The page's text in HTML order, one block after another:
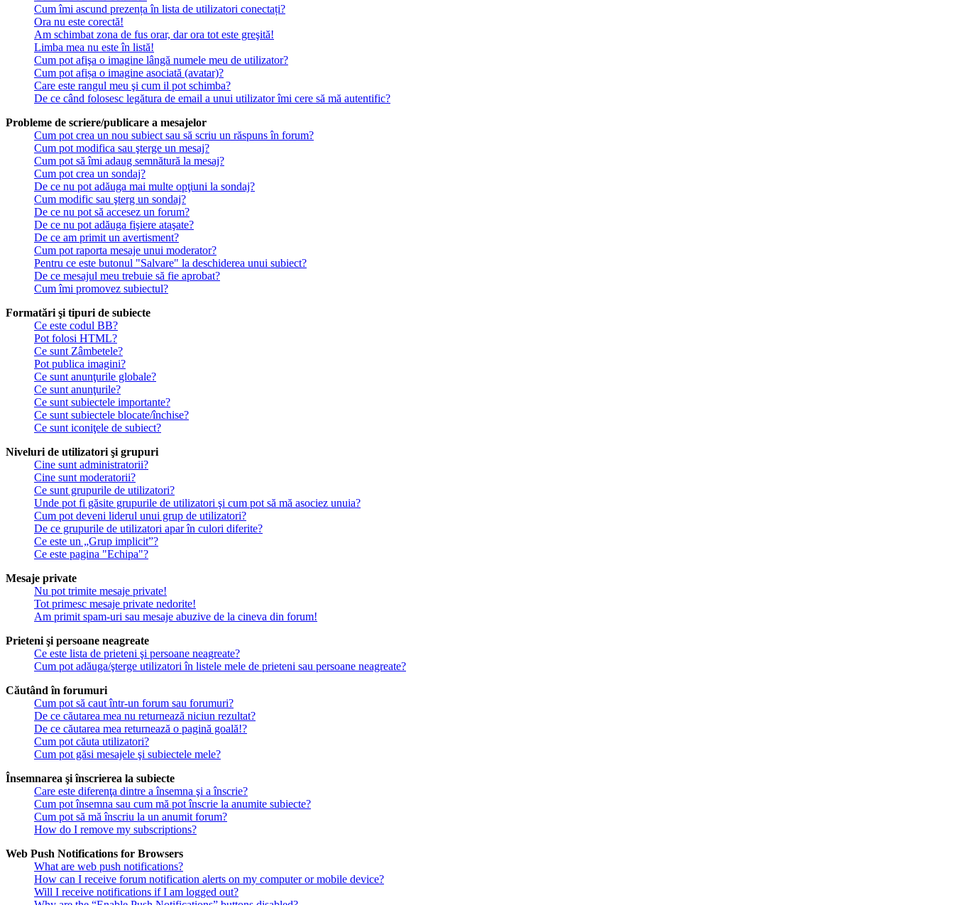
Cum îmi ascund prezența în lista de utilizatori conectați?
Ora nu este corectă!
Am schimbat zona de fus orar, dar ora tot este greşită!
Limba mea nu este în listă!
Cum pot afişa o imagine lângă numele meu de utilizator?
Cum pot afișa o imagine asociată (avatar)?
Care este rangul meu şi cum il pot schimba?
De ce când folosesc legătura de email a unui utilizator îmi cere să mă autentific?
Probleme de scriere/publicare a mesajelor
Cum pot crea un nou subiect sau să scriu un răspuns în forum?
Cum pot modifica sau şterge un mesaj?
Cum pot să îmi adaug semnătură la mesaj?
Cum pot crea un sondaj?
De ce nu pot adăuga mai multe opţiuni la sondaj?
Cum modific sau şterg un sondaj?
De ce nu pot să accesez un forum?
De ce nu pot adăuga fişiere ataşate?
De ce am primit un avertisment?
Cum pot raporta mesaje unui moderator?
Pentru ce este butonul "Salvare" la deschiderea unui subiect?
De ce mesajul meu trebuie să fie aprobat?
Cum îmi promovez subiectul?
Formatări şi tipuri de subiecte
Ce este codul BB?
Pot folosi HTML?
Ce sunt Zâmbetele?
Pot publica imagini?
Ce sunt anunţurile globale?
Ce sunt anunţurile?
Ce sunt subiectele importante?
Ce sunt subiectele blocate/închise?
Ce sunt iconiţele de subiect?
Niveluri de utilizatori şi grupuri
Cine sunt administratorii?
Cine sunt moderatorii?
Ce sunt grupurile de utilizatori?
Unde pot fi găsite grupurile de utilizatori şi cum pot să mă asociez unuia?
Cum pot deveni liderul unui grup de utilizatori?
De ce grupurile de utilizatori apar în culori diferite?
Ce este un „Grup implicit”?
Ce este pagina "Echipa"?
Mesaje private
Nu pot trimite mesaje private!
Tot primesc mesaje private nedorite!
Am primit spam-uri sau mesaje abuzive de la cineva din forum!
Prieteni şi persoane neagreate
Ce este lista de prieteni şi persoane neagreate?
Cum pot adăuga/şterge utilizatori în listele mele de prieteni sau persoane neagreate?
Căutând în forumuri
Cum pot să caut într-un forum sau forumuri?
De ce căutarea mea nu returnează niciun rezultat?
De ce căutarea mea returnează o pagină goală!?
Cum pot căuta utilizatori?
Cum pot găsi mesajele şi subiectele mele?
Însemnarea şi înscrierea la subiecte
Care este diferenţa dintre a însemna şi a înscrie?
Cum pot însemna sau cum mă pot înscrie la anumite subiecte?
Cum pot să mă înscriu la un anumit forum?
How do I remove my subscriptions?
Web Push Notifications for Browsers
What are web push notifications?
How can I receive forum notification alerts on my computer or mobile device?
Will I receive notifications if I am logged out?